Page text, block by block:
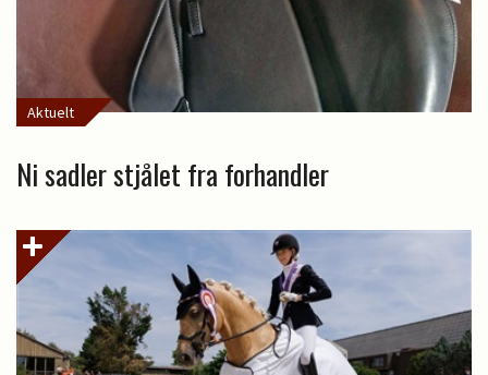
Aktuelt
Ni sadler stjålet fra forhandler